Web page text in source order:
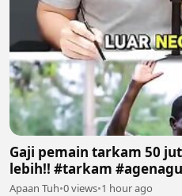
Gaji pemain tarkam 50
lebih!! #tarkam
#sepakbola #fyp
Apaan Tuh•0 views•1 hour ago